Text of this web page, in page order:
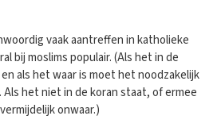
vaak aantreffen in katholieke
bij moslims populair. (Als het in de
als het waar is moet het noodzakelijk
Als het niet in de koran staat, of ermee
onwaar.)